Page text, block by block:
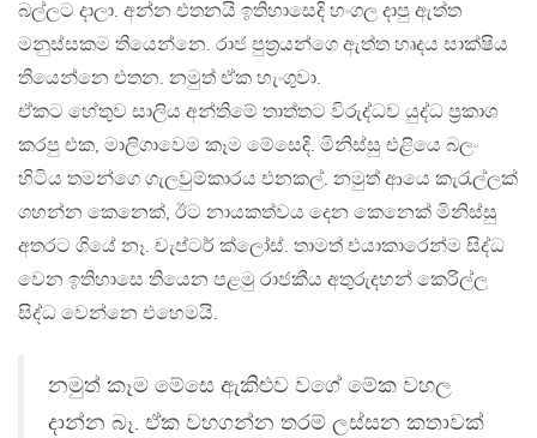
බල්ලට දාලා. අන්න එතනයි ඉතිහාසෙදි හංගල දාපු ඇත්ත
මනුස්සකම තියෙන්නෙ. රාජ පුත්‍රයන්ගෙ ඇත්ත හෘදය සාක්ෂිය
තියෙන්නෙ එතන. නමුත් ඒක හැංගුවා.
ඒකට හේතුව සාලිය අන්තිමේ තාත්තට විරුද්ධව යුද්ධ ප්‍රකාශ
කරපු එක, මාලිගාවෙම කෑම මේසෙදි. මිනිස්සු එළියෙ බලං
හිටිය තමන්ගෙ ගැලවුම්කාරය එනකල්. නමුත් ආයෙ කැරැල්ලක්
ගහන්න කෙනෙක්, ඊට නායකත්වය දෙන කෙනෙක් මිනිස්සු
අතරට ගියේ නෑ. චැප්ටර් ක්ලෝස්. තාමත් එයාකාරෙන්ම සිද්ධ
වෙන ඉතිහාසෙ තියෙන පළමු රාජකීය අතුරුදහන් කෙරිල්ල
සිද්ධ වෙන්නෙ එහෙමයි.
නමුත් කෑම මේසෙ ඇකිළුව වගේ මේක වහල
දාන්න බෑ. ඒක වහගන්න තරම් ලස්සන කතාවක්